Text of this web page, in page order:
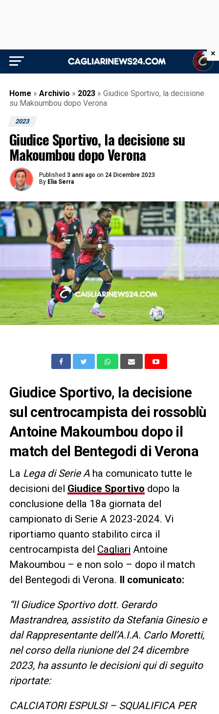
Home » Archivio » 2023 » Giudice Sportivo, la decisione
su Makoumbou dopo Verona
2023
Giudice Sportivo, la decisione su
Makoumbou dopo Verona
Published 3 anni ago on 24 Dicembre 2023
By Elia Serra
Giudice Sportivo, la decisione
sul centrocampista dei rossoblù
Antoine Makoumbou dopo il
match del Bentegodi di Verona
La Lega di Serie Aha comunicato tutte le
decisioni del Giudice Sportivo dopo la
conclusione della 18a giornata del
campionato di Serie A 2023-2024. Vi
riportiamo quanto stabilito circa il
centrocampista del Cagliari Antoine
Makoumbou – e non solo – dopo il match
del Bentegodi di Verona. Il comunicato:
“Il Giudice Sportivo dott. Gerardo
Mastrandrea, assistito da Stefania Ginesio e
dal Rappresentante dell’A.I.A. Carlo Moretti,
nel corso della riunione del 24 dicembre
2023, ha assunto le decisioni qui di seguito
riportate:
CALCIATORI ESPULSI – SQUALIFICA PER
×